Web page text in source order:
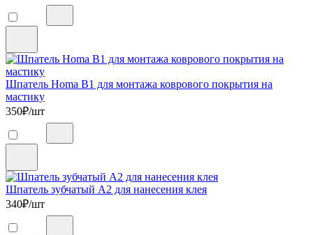
Шпатель Homa B1 для монтажа коврового покрытия на
мастику
350₽/шт
Шпатель зубчатый А2 для нанесения клея
340₽/шт